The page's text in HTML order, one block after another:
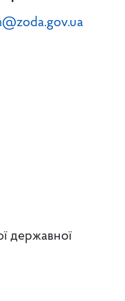
державної